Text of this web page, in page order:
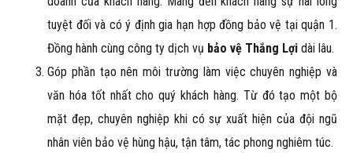
tuyệt đối và có ý định gia hạn hợp đồng bảo vệ tại quận 1.
Đồng hành cùng công ty dịch vụ bảo vệ Thắng Lợi dài lâu.
Góp phần tạo nên môi trường làm việc chuyên nghiệp và
văn hóa tốt nhất cho quý khách hàng. Từ đó tạo một bộ
mặt đẹp, chuyên nghiệp khi có sự xuất hiện của đội ngũ
nhân viên bảo vệ hùng hậu, tận tâm, tác phong nghiêm túc.